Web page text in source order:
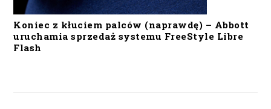
Koniec z kłuciem palców (naprawdę) – Abbott
uruchamia sprzedaż systemu FreeStyle Libre
Flash